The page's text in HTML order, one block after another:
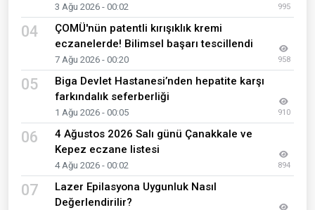
3 Ağu 2026 - 00:02 995
04
ÇOMÜ'nün patentli kırışıklık kremi
eczanelerde! Bilimsel başarı tescillendi
7 Ağu 2026 - 00:20 958
05
Biga Devlet Hastanesi’nden hepatite karşı
farkındalık seferberliği
1 Ağu 2026 - 00:05 910
06
4 Ağustos 2026 Salı günü Çanakkale ve
Kepez eczane listesi
4 Ağu 2026 - 00:02 894
07
Lazer Epilasyona Uygunluk Nasıl
Değerlendirilir?